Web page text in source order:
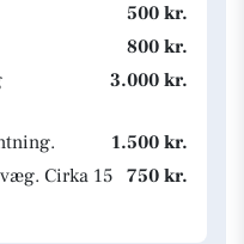
500 kr.
800 kr.
3.000 kr.
1.500 kr.
Cirka 15
750 kr.